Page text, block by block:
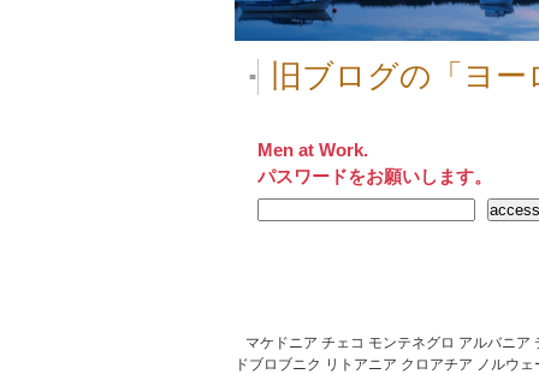
■ 旧ブログの「ヨ
Men at Work.
パスワードをお願いします。
マケドニア チェコ モンテネグロ アルバニア
ドブロブニク リトアニア クロアチア ノルウェ